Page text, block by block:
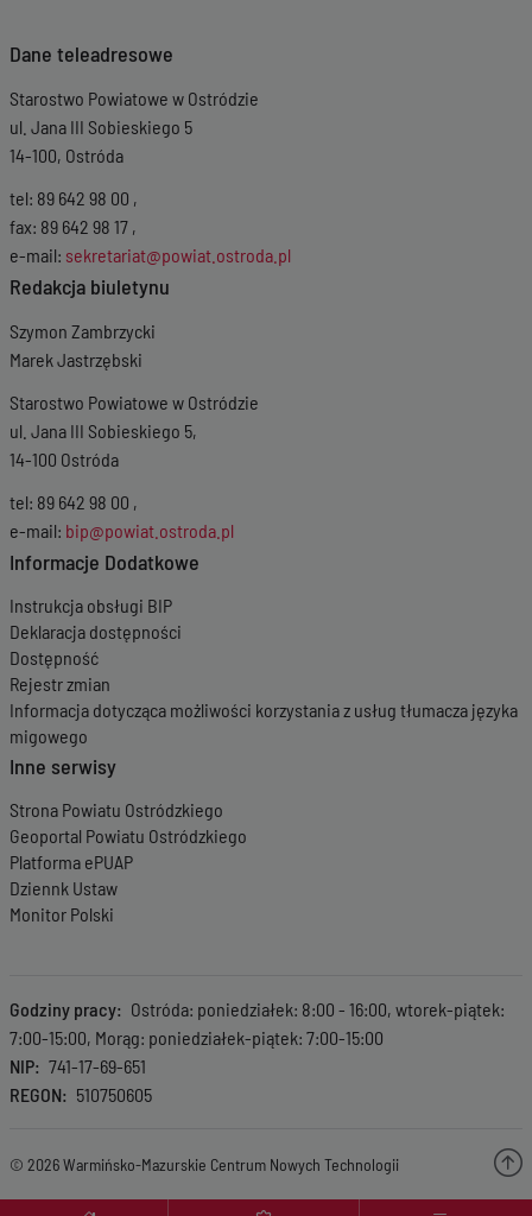
Wersja z dnia16-03-2020 09:49:51
Wersja z dnia17-02-2020 13:59:26
Dane teleadresowe
Starostwo Powiatowe w Ostródzie
ul. Jana III Sobieskiego 5
14-100, Ostróda
tel: 89 642 98 00 ,
fax: 89 642 98 17 ,
e-mail: sekretariat@powiat.ostroda.pl
Redakcja biuletynu
Szymon Zambrzycki
Marek Jastrzębski
Starostwo Powiatowe w Ostródzie
ul. Jana III Sobieskiego 5,
14-100 Ostróda
tel: 89 642 98 00 ,
e-mail: bip@powiat.ostroda.pl
Informacje Dodatkowe
Instrukcja obsługi BIP
Deklaracja dostępności
Dostępność
Rejestr zmian
Informacja dotycząca możliwości korzystania z usług tłumacza języka
migowego
Inne serwisy
Strona Powiatu Ostródzkiego
Geoportal Powiatu Ostródzkiego
Platforma ePUAP
Dziennk Ustaw
Monitor Polski
Godziny pracy
Ostróda: poniedziałek: 8:00 - 16:00, wtorek-piątek:
7:00-15:00, Morąg: poniedziałek-piątek: 7:00-15:00
NIP
741-17-69-651
REGON
510750605
© 2026 Warmińsko-Mazurskie Centrum Nowych Technologii